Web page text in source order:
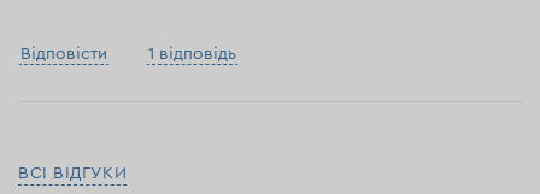
Відповісти 1 відповідь
ВСІ ВІДГУКИ